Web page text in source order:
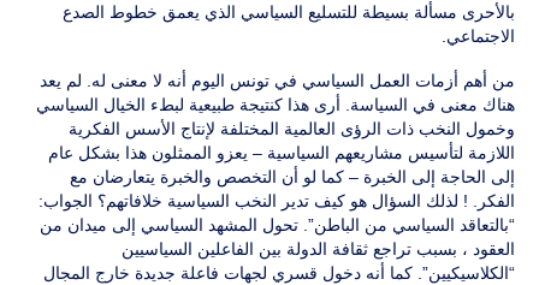
بالأحرى مسألة بسيطة للتسليع السياسي الذي يعمق خطوط الصدع
الاجتماعي.
من أهم أزمات العمل السياسي في تونس اليوم أنه لا معنى له. لم يعد
هناك معنى في السياسة. أرى هذا كنتيجة طبيعية لبطء الخيال السياسي
وخمول النخب ذات الرؤى العالمية المختلفة لإنتاج الأسس الفكرية
اللازمة لتأسيس مشاريعهم السياسية – يعزو الممثلون هذا بشكل عام
إلى الحاجة إلى الخبرة – كما لو أن التخصص والخبرة يتعارضان مع
الفكر. ! لذلك السؤال هو كيف تدير النخب السياسية خلافاتهم؟ الجواب:
“بالتعاقد السياسي من الباطن”. تحول المشهد السياسي إلى ميدان من
العقود ، بسبب تراجع ثقافة الدولة بين الفاعلين السياسيين
“الكلاسيكيين”. كما أنه دخول قسري لجهات فاعلة جديدة خارج المجال